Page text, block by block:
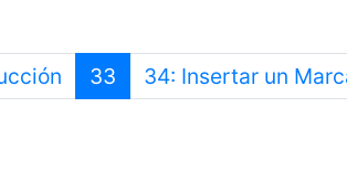
Anterior
33 34: Insertar un